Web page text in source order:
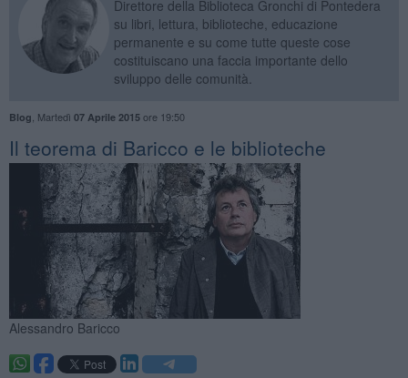
Direttore della Biblioteca Gronchi di Pontedera
su libri, lettura, biblioteche, educazione
permanente e su come tutte queste cose
costituiscano una faccia importante dello
sviluppo delle comunità.
Blog Martedì 07 Aprile 2015ore 19:50
Il teorema di Baricco e le biblioteche
Alessandro Baricco